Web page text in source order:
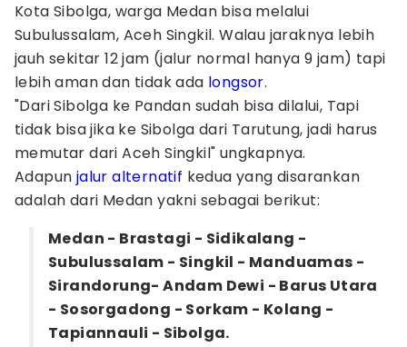
Kota Sibolga, warga Medan bisa melalui
Subulussalam, Aceh Singkil. Walau jaraknya lebih
jauh sekitar 12 jam (jalur normal hanya 9 jam) tapi
lebih aman dan tidak ada longsor.
"Dari Sibolga ke Pandan sudah bisa dilalui, Tapi
tidak bisa jika ke Sibolga dari Tarutung, jadi harus
memutar dari Aceh Singkil" ungkapnya.
Adapun jalur alternatif kedua yang disarankan
adalah dari Medan yakni sebagai berikut:
Medan - Brastagi - Sidikalang -
Subulussalam - Singkil - Manduamas -
Sirandorung- Andam Dewi - Barus Utara
- Sosorgadong - Sorkam - Kolang -
Tapiannauli - Sibolga.